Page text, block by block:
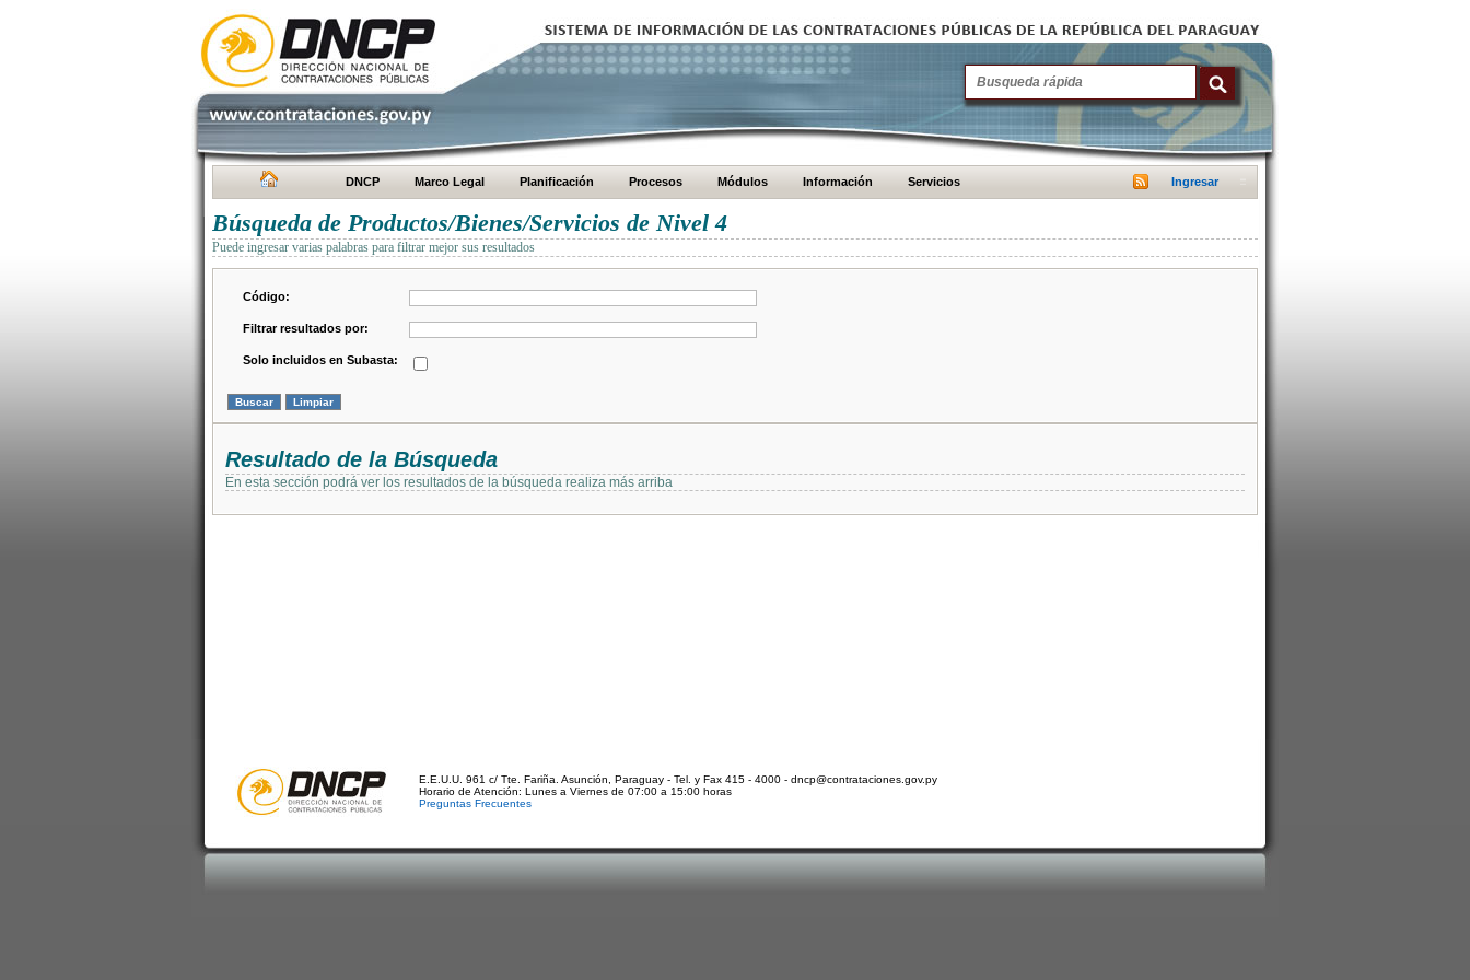
DNCP Marco Legal Planificación Procesos Módulos Información Servicios Ingresar
Búsqueda de Productos/Bienes/Servicios de Nivel 4
Puede ingresar varias palabras para filtrar mejor sus resultados
Código:
Filtrar resultados por:
Solo incluidos en Subasta:
Resultado de la Búsqueda
En esta sección podrá ver los resultados de la búsqueda realiza más arriba
E.E.U.U. 961 c/ Tte. Fariña. Asunción, Paraguay - Tel. y Fax 415 - 4000 - dncp@contrataciones.gov.py
Horario de Atención: Lunes a Viernes de 07:00 a 15:00 horas
Preguntas Frecuentes